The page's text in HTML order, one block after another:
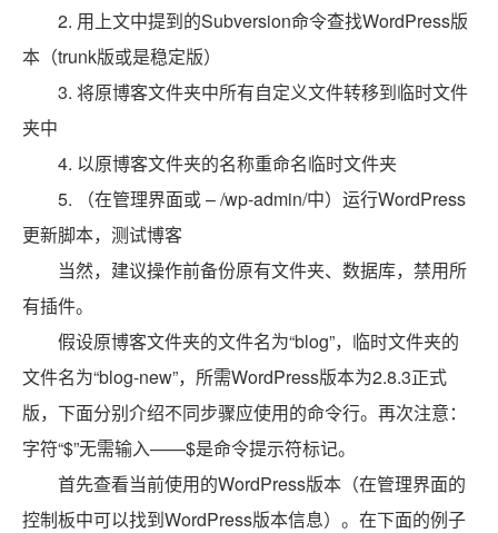
2. 用上文中提到的Subversion命令查找WordPress版
本（trunk版或是稳定版）
3. 将原博客文件夹中所有自定义文件转移到临时文件
夹中
4. 以原博客文件夹的名称重命名临时文件夹
5. （在管理界面或 – /wp-admin/中）运行WordPress
更新脚本，测试博客
当然，建议操作前备份原有文件夹、数据库，禁用所
有插件。
假设原博客文件夹的文件名为“blog”，临时文件夹的
文件名为“blog-new”，所需WordPress版本为2.8.3正式
版，下面分别介绍不同步骤应使用的命令行。再次注意：
字符“$”无需输入——$是命令提示符标记。
首先查看当前使用的WordPress版本（在管理界面的
控制板中可以找到WordPress版本信息）。在下面的例子